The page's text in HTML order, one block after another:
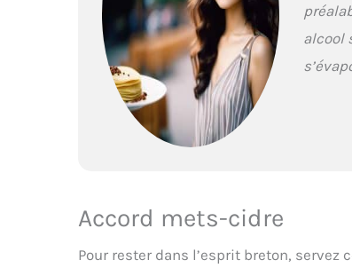
alcool
Accord mets-cidre
Pour rester dans l’esprit breton,